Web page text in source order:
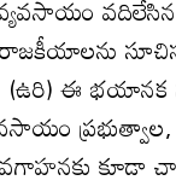
వ్యవసాయం
ఈ భయానక
కూడా